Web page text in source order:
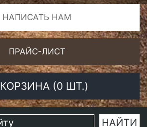
НАПИСАТЬ НАМ
ПРАЙС-ЛИСТ
КОРЗИНА (0 ШТ.)